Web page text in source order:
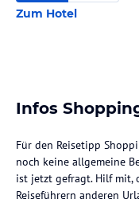
Zum Hotel
Infos
Für den Reisetipp
noch keine allgemeine
ist jetzt gefragt. Hilf mit,
Reiseführern anderen